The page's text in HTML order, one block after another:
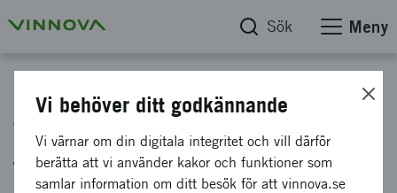
Sök Meny
Taktil och ambient interaktion
för processautomation
Vi behöver ditt godkännande
Vi värnar om din digitala integritet och vill därför
berätta att vi använder kakor och funktioner som
samlar information om ditt besök för att vinnova.se